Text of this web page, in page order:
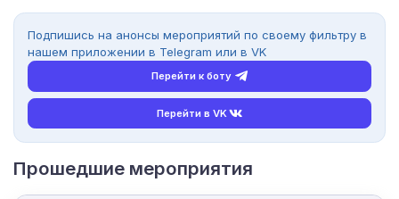
Подпишись на анонсы мероприятий по своему фильтру в
нашем приложении в Telegram или в VK
Перейти к боту
Перейти в VK
Прошедшие мероприятия